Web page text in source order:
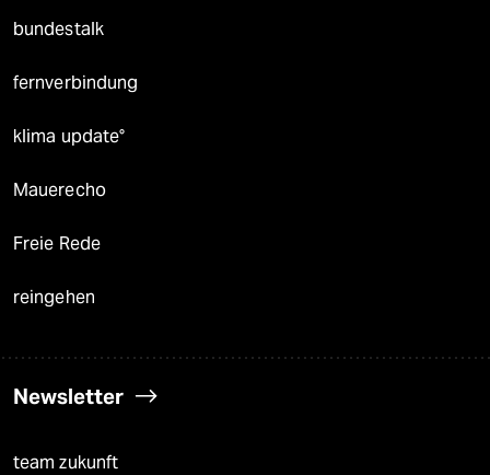
bundestalk
fernverbindung
klima update°
Mauerecho
Freie Rede
reingehen
Newsletter
team zukunft